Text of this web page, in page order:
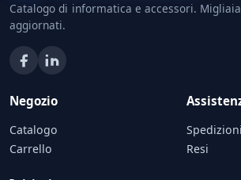
Catalogo di informatica e accessori.
aggiornati.
Negozio
Catalogo
Carrello
Spedizioni
Resi